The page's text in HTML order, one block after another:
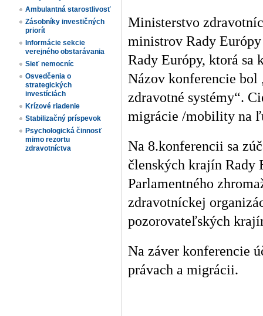
Ambulantná starostlivosť
Zásobníky investičných
priorít
Informácie sekcie
verejného obstarávania
Sieť nemocníc
Osvedčenia o
strategických
investíciách
Krízové riadenie
Stabilizačný príspevok
Psychologická činnosť
mimo rezortu
zdravotníctva
Ministerstvo
ministrov Rady
Rady Európy, ktorá sa
Názov konferencie bol
zdravotné systémy“.
migrácie /mobility na
Na 8.konferencii sa
členských krajín Rady
Parlamentného
zdravotníckej
pozorovateľských
Na záver konferencie
právach a migrácii.